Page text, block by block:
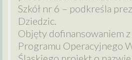
Szkół nr 6 – podkreśla
Dziedzic.
Objęty dofinansowaniem
Programu Operacyjnego